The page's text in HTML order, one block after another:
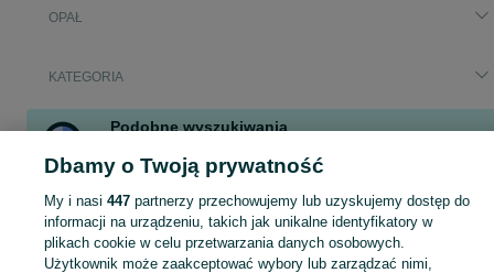
OPAŁ
KATEGORIA
Podobne wyszukiwania
pellet naturkraft
pellet naturkraft w Ogrzewanie
Aktualne ogłoszenia w całej Polsce: pellet naturkraft ▶️ sprawdź oferty w kategorii Opał i kupuj taniej na OLX.pl!
Dbamy o Twoją prywatność
My i nasi 447partnerzy przechowujemy lub uzyskujemy dostęp do
informacji na urządzeniu, takich jak unikalne identyfikatory w
plikach cookie w celu przetwarzania danych osobowych.
Użytkownik może zaakceptować wybory lub zarządzać nimi,